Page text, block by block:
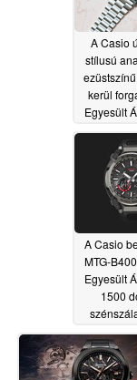
A Casio
stílusú
kerül
Egyesült
06/
A Casio
MTG-
Egyesült
1500